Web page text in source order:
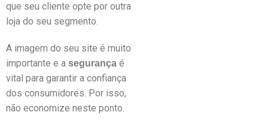
que seu cliente opte por outra
loja do seu segmento.
A imagem do seu site é muito
importante e a segurança é
vital para garantir a confiança
dos consumidores. Por isso,
não economize neste ponto.